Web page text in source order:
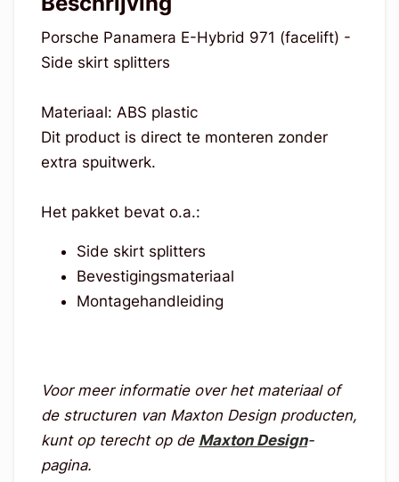
Porsche Panamera E-Hybrid 971 (facelift) -
Side skirt splitters
Materiaal: ABS plastic
Dit product is direct te monteren zonder
extra spuitwerk.
Het pakket bevat o.a.:
Side skirt splitters
Bevestigingsmateriaal
Montagehandleiding
Voor meer informatie over het materiaal of
de structuren van Maxton Design producten,
kunt op terecht op de Maxton Design-
pagina.